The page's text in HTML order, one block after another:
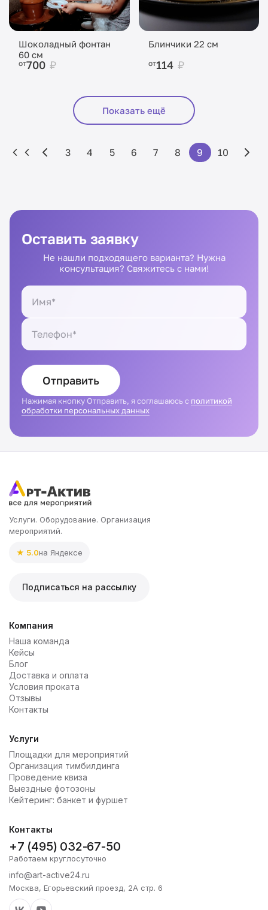
Шоколадный фонтан
60 см
от700 ₽
Блинчики 22 см
от114 ₽
Показать ещё
3 4 5 6 7 8 9 10
Оставить заявку
Не нашли подходящего варианта? Нужна
консультация? Свяжитесь с нами!
Отправить
Нажимая кнопку Отправить, я соглашаюсь с политикой
обработки персональных данных
Услуги. Оборудование. Организация
мероприятий.
★ 5.0на Яндексе
Подписаться на рассылку
Компания
Наша команда
Кейсы
Блог
Доставка и оплата
Условия проката
Отзывы
Контакты
Услуги
Площадки для мероприятий
Организация тимбилдинга
Проведение квиза
Выездные фотозоны
Кейтеринг: банкет и фуршет
Контакты
+7 (495) 032-67-50
Работаем круглосуточно
info@art-active24.ru
Москва, Егорьевский проезд, 2А стр. 6